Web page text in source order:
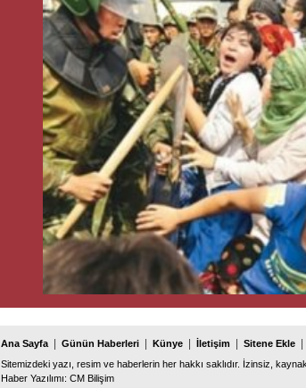
Ana Sayfa Günün Haberleri Künye İletişim Sitene Ekle
Sitemizdeki yazı, resim ve haberlerin her hakkı saklıdır. İzinsiz,
Haber Yazılımı: CM Bilişim